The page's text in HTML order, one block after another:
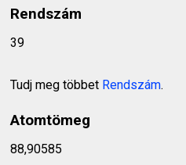
Rendszám
39
Tudj meg többet Rendszám.
Atomtömeg
88,90585